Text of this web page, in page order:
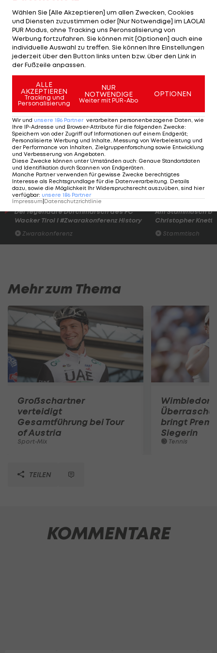
die Endrunde im Spätsommer in vier Ländern,
auch der Zweite hat gute Karten, muss sich aber
gedulden. Denn Gewissheit, ob man als einer der
besten fünf von sieben Gruppenzweiten bei der
EM dabei ist, hat man erst nach Ende der
Qualifikationsphase im Mai.
ÖVV
fertigt
Israel in
EM-Quali
ab
Der legendäre Durchmarsch des FC
Wacker Tirol I #Zwarakonferenz History
Zwarakonferenz
Am Stammtisch
Christopher Knett
Stammtisch
Mehr zum Thema
Großschartner
verteidigt
Gesamtführung bei Tour
of Austria
Sport-Mix
Wimbledon:
bringt
Siegerin
Tennis
TEILEN
KOMMENTARE
Wählen Sie [Alle Akzeptieren] um allen Zwecken, Cookies
und Diensten zuzustimmen oder [Nur Notwendige] im LAOLA1
PUR Modus, ohne Tracking uns Peronsalisierung von
Werbung fortzufahren. Sie können mit [Optionen] auch eine
individuelle Auswahl zu treffen. Sie können Ihre Einstellungen
jederzeit über den Button links unten bzw. über den Link in
der Fußzeile anpassen.
ALLE
AKZEPTIEREN
Tracking und
Personalisierung
NUR
NOTWENDIGE
Weiter mit PUR-Abo
OPTIONEN
Wir und unsere 186 Partner verarbeiten personenbezogene Daten, wie
Ihre IP-Adresse und Browser-Attribute für die folgenden Zwecke:
Speichern von oder Zugriff auf Informationen auf einem Endgerät;
Personalisierte Werbung und Inhalte, Messung von Werbeleistung und
der Performance von Inhalten, Zielgruppenforschung sowie Entwicklung
und Verbesserung von Angeboten.
Diese Zwecke können unter Umständen auch: Genaue Standortdaten
und Identifikation durch Scannen von Endgeräten.
Manche Partner verwenden für gewisse Zwecke berechtigtes
Interesse als Rechtsgrundlage für die Datenverarbeitung. Details
dazu, sowie die Möglichkeit Ihr Widerspruchsrecht auszuüben, sind hier
verfügbar: unsere 186 Partner
Impressum Datenschutzrichtlinie